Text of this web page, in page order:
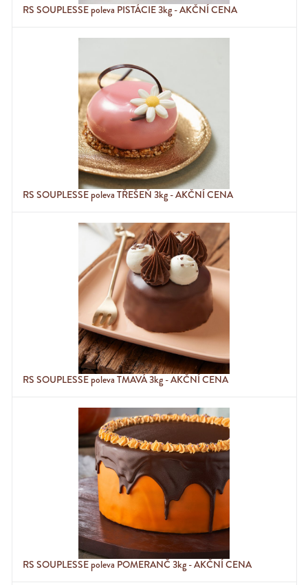
RS SOUPLESSE poleva PISTÁCIE 3kg - AKČNÍ CENA
RS SOUPLESSE poleva TŘEŠEŇ 3kg - AKČNÍ CENA
RS SOUPLESSE poleva TMAVÁ 3kg - AKČNÍ CENA
RS SOUPLESSE poleva POMERANČ 3kg - AKČNÍ CENA